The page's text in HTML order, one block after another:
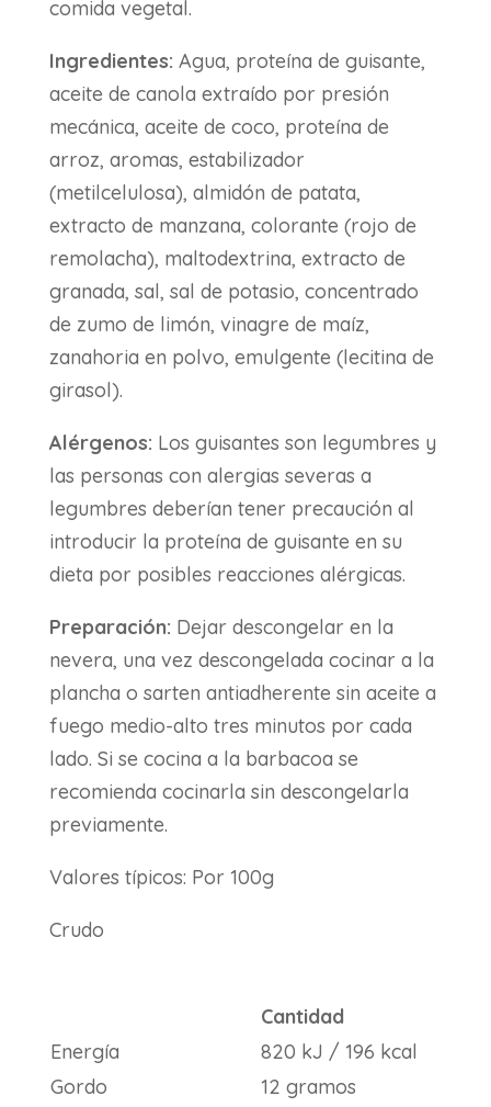
comida vegetal.
Ingredientes: Agua, proteína de guisante,
aceite de canola extraído por presión
mecánica, aceite de coco, proteína de
arroz, aromas, estabilizador
(metilcelulosa), almidón de patata,
extracto de manzana, colorante (rojo de
remolacha), maltodextrina, extracto de
granada, sal, sal de potasio, concentrado
de zumo de limón, vinagre de maíz,
zanahoria en polvo, emulgente (lecitina de
girasol).
Alérgenos: Los guisantes son legumbres y
las personas con alergias severas a
legumbres deberían tener precaución al
introducir la proteína de guisante en su
dieta por posibles reacciones alérgicas.
Preparación: Dejar descongelar en la
nevera, una vez descongelada cocinar a la
plancha o sarten antiadherente sin aceite a
fuego medio-alto tres minutos por cada
lado. Si se cocina a la barbacoa se
recomienda cocinarla sin descongelarla
previamente.
Valores típicos: Por 100g
Crudo
Cantidad
Energía
820 kJ / 196 kcal
Gordo
12 gramos